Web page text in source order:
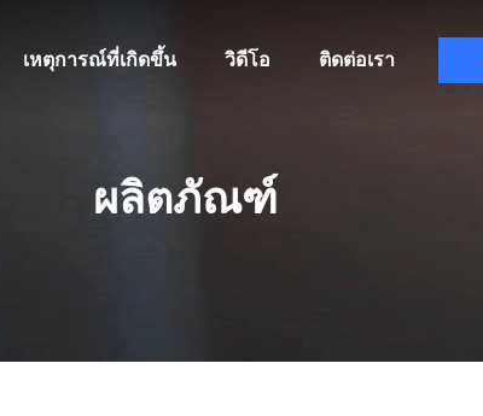
เหตุการณ์ที่เกิดขึ้น วิดีโอ ติดต่อเรา
ผลิตภัณฑ์